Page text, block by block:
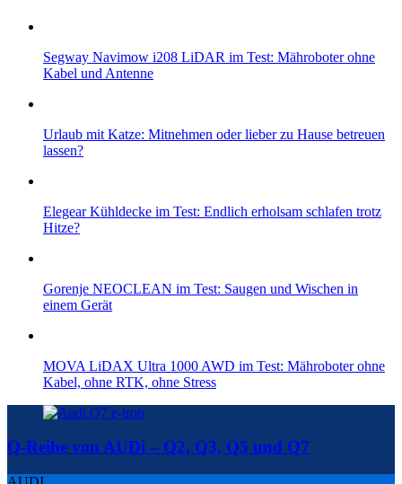
Segway Navimow i208 LiDAR im Test: Mähroboter ohne
Kabel und Antenne
Urlaub mit Katze: Mitnehmen oder lieber zu Hause betreuen
lassen?
Elegear Kühldecke im Test: Endlich erholsam schlafen trotz
Hitze?
Gorenje NEOCLEAN im Test: Saugen und Wischen in
einem Gerät
MOVA LiDAX Ultra 1000 AWD im Test: Mähroboter ohne
Kabel, ohne RTK, ohne Stress
Q-Reihe von AUDi – Q2, Q3, Q5 und Q7